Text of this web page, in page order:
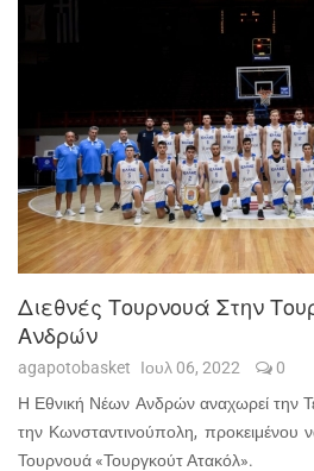
Διεθνές Τουρνουά Στην
Ανδρών
agapotobasket Ιουλ 06, 2022
0
Η Εθνική Νέων Ανδρών αναχωρεί την
την Κωνσταντινούπολη, προκειμένου
Τουρνουά «Τουργκούτ Ατακόλ».